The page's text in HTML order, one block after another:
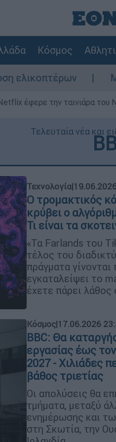
Κόσμος
Μπαράζ
έφερε την ταινιάρα
Τελευταία νέα και
Τεχνολογία|
Ο τρομακτικός
κρύβει ο
Τι είναι τα
«Τα Farlands του
τέλος του
πράγματα
εγκαταλείψει το
έχετε πάρει λάθος
Κόσμος|17.06.2026
BBC: Θα
εργασίας έως
2027 - Χιλιάδες
βάθος τριετίας
Οι απολύσεις θα
τμήματα, μεταξύ
ενημέρωσης και
στη Σκωτία, την